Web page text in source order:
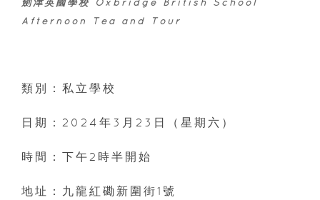
劍津英國學校 Oxbridge British School
Afternoon Tea and Tour
類別：私立學校
日期：2024年3月23日（星期六）
時間：下午2時半開始
地址：九龍紅磡新圍街1號